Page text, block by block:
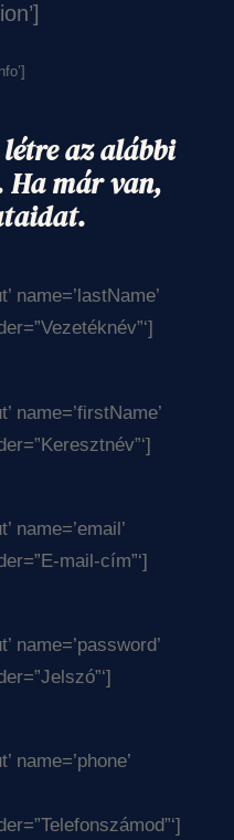
az alábbi
Ha már van,
name=’lastName’
name=’firstName’
name=’email’
mail-cím”‘]
name=’password’
name=’phone’